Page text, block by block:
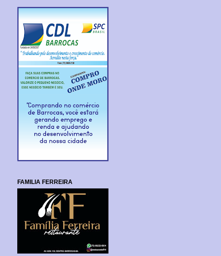
FAMILIA FERREIRA